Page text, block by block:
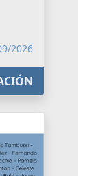
2026